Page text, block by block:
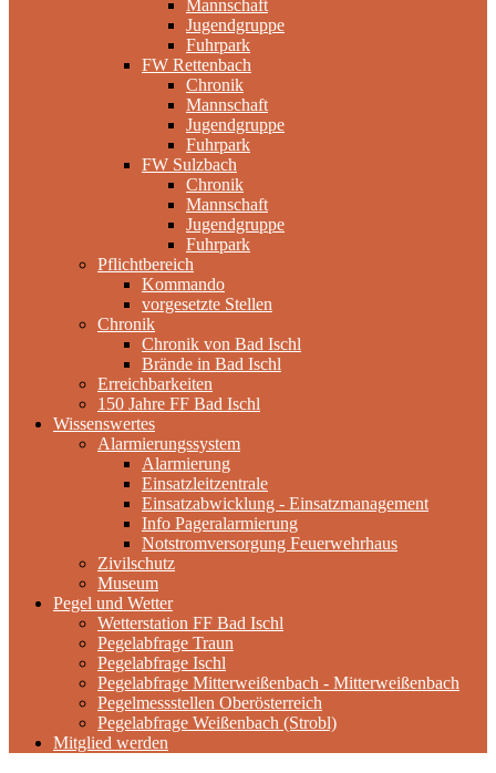
Mannschaft
Jugendgruppe
Fuhrpark
FW Rettenbach
Chronik
Mannschaft
Jugendgruppe
Fuhrpark
FW Sulzbach
Chronik
Mannschaft
Jugendgruppe
Fuhrpark
Pflichtbereich
Kommando
vorgesetzte Stellen
Chronik
Chronik von Bad Ischl
Brände in Bad Ischl
Erreichbarkeiten
150 Jahre FF Bad Ischl
Wissenswertes
Alarmierungssystem
Alarmierung
Einsatzleitzentrale
Einsatzabwicklung - Einsatzmanagement
Info Pageralarmierung
Notstromversorgung Feuerwehrhaus
Zivilschutz
Museum
Pegel und Wetter
Wetterstation FF Bad Ischl
Pegelabfrage Traun
Pegelabfrage Ischl
Pegelabfrage Mitterweißenbach - Mitterweißenbach
Pegelmessstellen Oberösterreich
Pegelabfrage Weißenbach (Strobl)
Mitglied werden